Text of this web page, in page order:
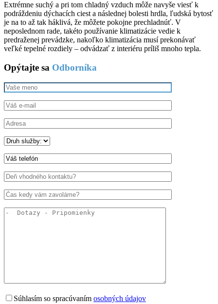
Extrémne suchý a pri tom chladný vzduch môže navyše viesť k
podráždeniu dýchacích ciest a následnej bolesti hrdla, ľudská bytosť
je na to až tak háklivá, že môžete pokojne prechladnúť. V
neposlednom rade, takéto používanie klimatizácie vedie k
predraženej prevádzke, nakoľko klimatizácia musí prekonávať
veľké tepelné rozdiely – odvádzať z interiéru príliš mnoho tepla.
Opýtajte sa Odborníka
Súhlasím so spracúvaním osobných údajov